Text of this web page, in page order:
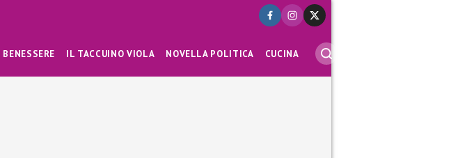
BENESSERE IL TACCUINO VIOLA NOVELLA POLITICA CUCINA